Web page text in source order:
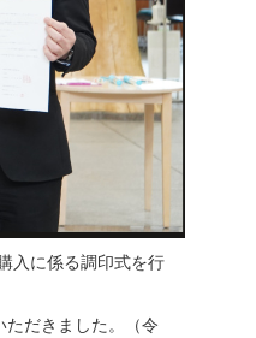
入に係る調印式を行
だきました。（令